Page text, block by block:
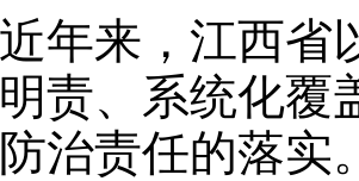
近年来，江西省
责、系统化覆
治责任的落实